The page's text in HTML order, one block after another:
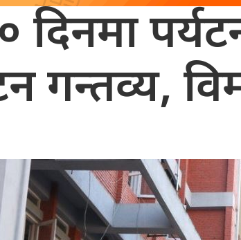
दिनमा
गन्तव्य,